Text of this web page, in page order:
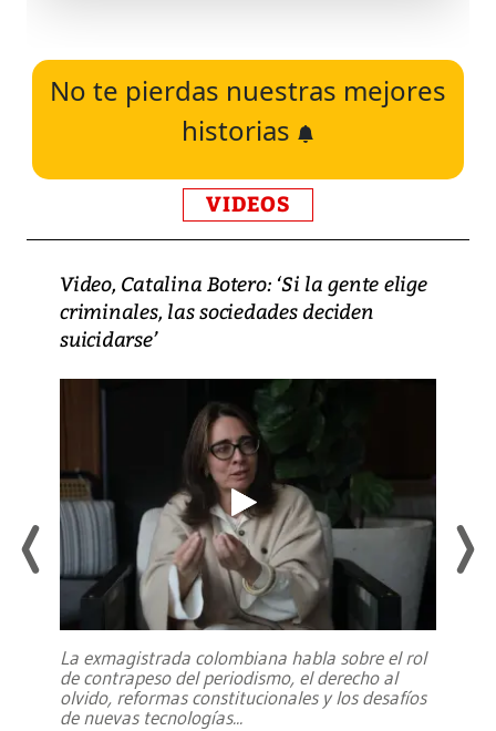
No te pierdas nuestras mejores
historias
VIDEOS
Video, Catalina Botero: ‘Si la gente elige
criminales, las sociedades deciden
suicidarse’
La exmagistrada colombiana habla sobre el rol
de contrapeso del periodismo, el derecho al
olvido, reformas constitucionales y los desafíos
de nuevas tecnologías...